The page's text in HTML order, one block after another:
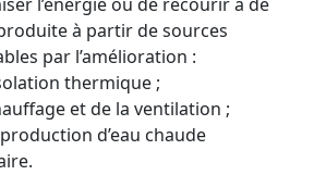
à partir de sources
par l’amélioration :
thermique ;
et de la ventilation ;
d’eau chaude